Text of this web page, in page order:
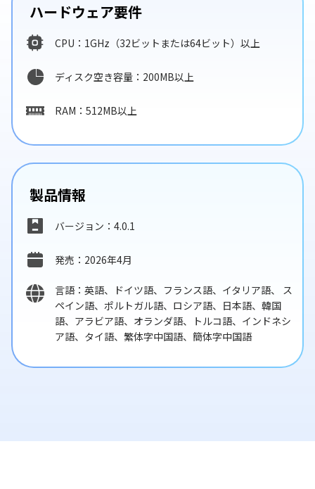
ハードウェア要件
CPU：1GHz（32ビットまたは64ビット）以上
ディスク空き容量：200MB以上
RAM：512MB以上
製品情報
バージョン：4.0.1
発売：2026年4月
言語：英語、ドイツ語、フランス語、イタリア語、 ス
ペイン語、ポルトガル語、ロシア語、日本語、韓国
語、アラビア語、オランダ語、トルコ語、インドネシ
ア語、タイ語、繁体字中国語、簡体字中国語